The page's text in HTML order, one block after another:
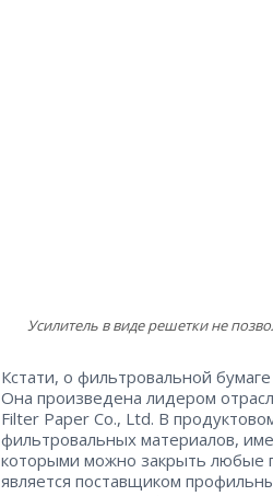
Усилитель в виде решетки не
Кстати, о фильтровальной
Она произведена лидером
Filter Paper Co., Ltd. В
фильтровальных материалов,
которыми можно закрыть любые
является поставщиком